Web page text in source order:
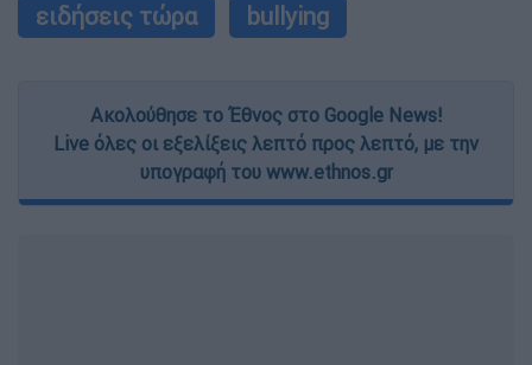
ειδήσεις τώρα
bullying
Ακολούθησε το Έθνος στο Google News!
Live όλες οι εξελίξεις λεπτό προς λεπτό, με την
υπογραφή του www.ethnos.gr